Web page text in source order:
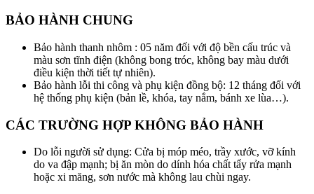
BẢO HÀNH CHUNG
Bảo hành thanh nhôm : 05 năm đối với độ bền cấu trúc và
màu sơn tĩnh điện (không bong tróc, không bay màu dưới
điều kiện thời tiết tự nhiên).
Bảo hành lỗi thi công và phụ kiện đồng bộ: 12 tháng đối với
hệ thống phụ kiện (bản lề, khóa, tay nắm, bánh xe lùa…).
CÁC TRƯỜNG HỢP KHÔNG BẢO HÀNH
Do lỗi người sử dụng: Cửa bị móp méo, trầy xước, vỡ kính
do va đập mạnh; bị ăn mòn do dính hóa chất tẩy rửa mạnh
hoặc xi măng, sơn nước mà không lau chùi ngay.